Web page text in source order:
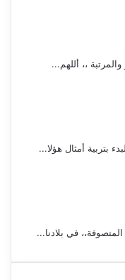
،، أللهم...
بتربية أمثال هؤلا...
في بلادنا...